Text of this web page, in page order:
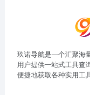
玖诺导航是一个汇聚海
用户提供一站式工具查
便捷地获取各种实用工